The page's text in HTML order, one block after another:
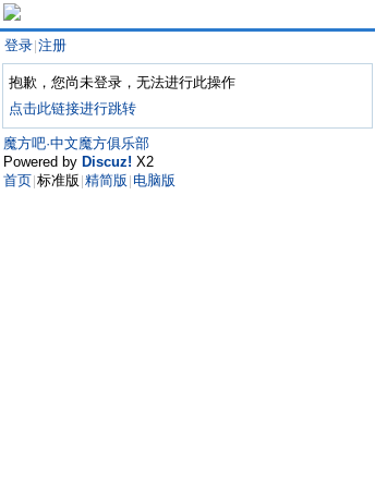
登录 注册
抱歉，您尚未登录，无法进行此操作
点击此链接进行跳转
魔方吧·中文魔方俱乐部
Powered by Discuz! X2
首页 标准版 精简版 电脑版